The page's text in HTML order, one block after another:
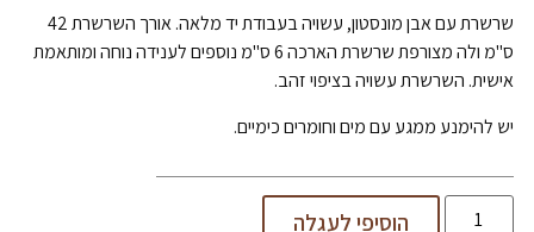
שרשרת עם אבן מונסטון, עשויה בעבודת יד מלאה. אורך השרשרת 42
ס"מ ולה מצורפת שרשרת הארכה 6 ס"מ נוספים לענידה נוחה ומותאמת
אישית. השרשרת עשויה בציפוי זהב.
יש להימנע ממגע עם מים וחומרים כימיים.
הוסיפי לעגלה